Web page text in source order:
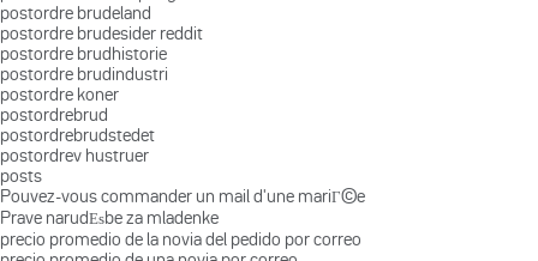
postordre brudeland
postordre brudesider reddit
postordre brudhistorie
postordre brudindustri
postordre koner
postordrebrud
postordrebrudstedet
postordrev hustruer
posts
Pouvez-vous commander un mail d'une mariГ©e
Prave narudЕѕbe za mladenke
precio promedio de la novia del pedido por correo